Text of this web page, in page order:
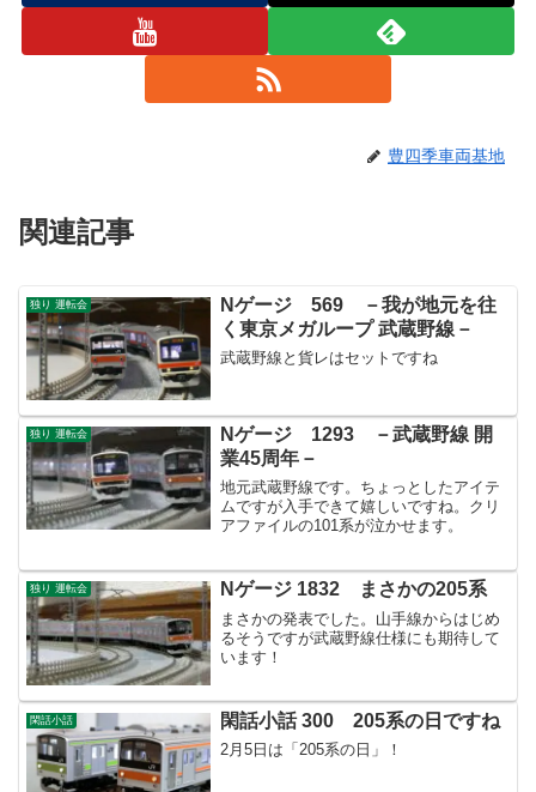
豊四季車両基地
関連記事
独り 運転会
Nゲージ 569 －我が地元を往
く東京メガループ 武蔵野線－
武蔵野線と貨レはセットですね
独り 運転会
Nゲージ 1293 －武蔵野線 開
業45周年－
地元武蔵野線です。ちょっとしたアイテ
ムですが入手できて嬉しいですね。クリ
アファイルの101系が泣かせます。
独り 運転会 Nゲージ 1832 まさかの205系
まさかの発表でした。山手線からはじめ
るそうですが武蔵野線仕様にも期待して
います！
閑話小話 閑話小話 300 205系の日ですね
2月5日は「205系の日」！